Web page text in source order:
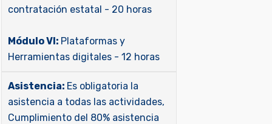
contratación estatal - 20 horas
Módulo VI: Plataformas y
Herramientas digitales - 12 horas
Asistencia: Es obligatoria la
asistencia a todas las actividades,
Cumplimiento del 80% asistencia